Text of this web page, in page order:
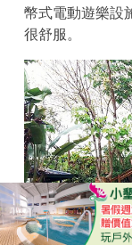
幣式電動遊樂設
很舒服。